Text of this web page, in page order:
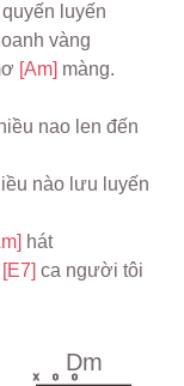
luyến
vàng
[Am] màng.
nao len đến
nào lưu luyến
hát
[E7] ca người tôi
Dm
x o o